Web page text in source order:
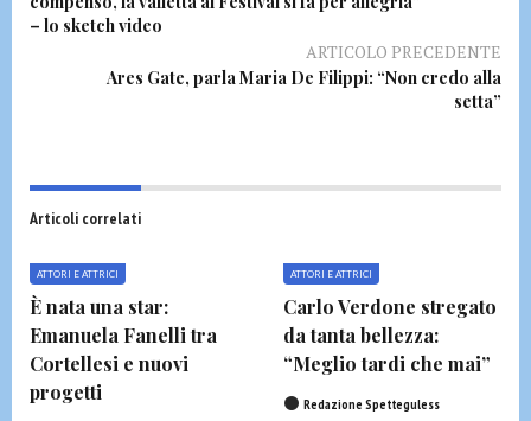
– lo sketch video
ARTICOLO PRECEDENTE
Ares Gate, parla Maria De Filippi: “Non credo alla
setta”
Articoli correlati
ATTORI E ATTRICI
È nata una star:
Emanuela Fanelli tra
Cortellesi e nuovi
progetti
ATTORI E ATTRICI
Carlo Verdone stregato
da tanta bellezza:
“Meglio tardi che mai”
Redazione Spetteguless